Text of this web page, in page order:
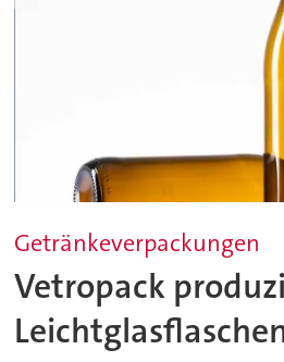
Getränkeverpackungen
Vetropack